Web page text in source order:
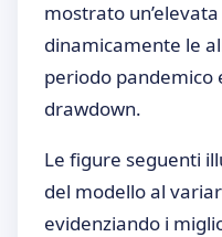
mostrato
dinamicamente le
periodo pandemico
drawdown.
Le figure seguenti
del modello al
evidenziando i